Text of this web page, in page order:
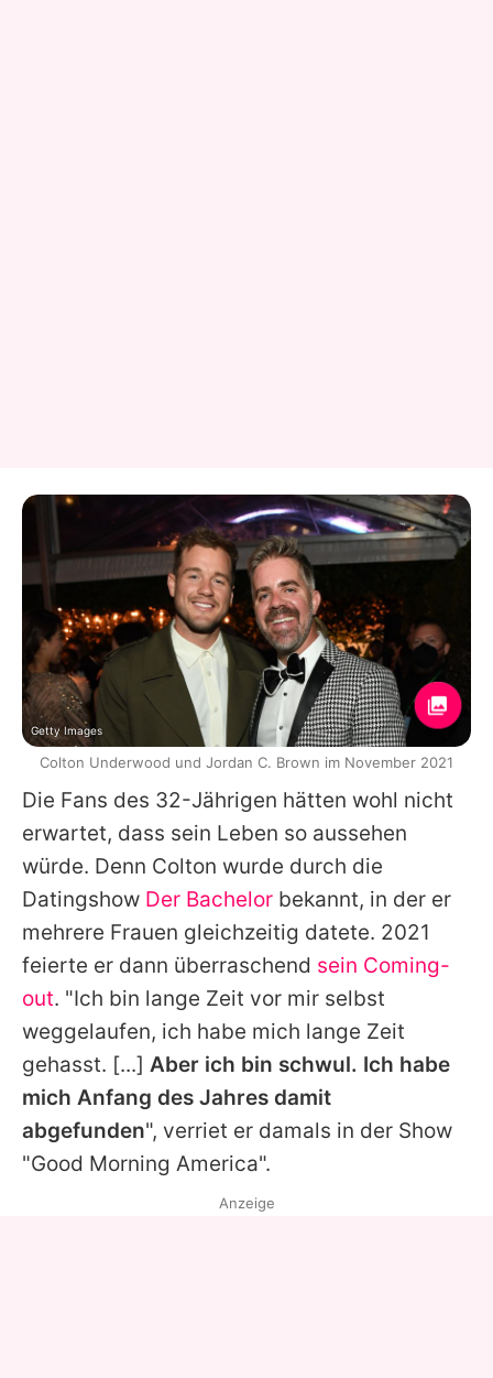
Die Fans des 32-Jährigen hätten wohl nicht
erwartet, dass sein Leben so aussehen
würde. Denn Colton wurde durch die
Datingshow Der Bachelor bekannt, in der er
mehrere Frauen gleichzeitig datete. 2021
feierte er dann überraschend sein Coming-
out. "Ich bin lange Zeit vor mir selbst
weggelaufen, ich habe mich lange Zeit
gehasst. [...] Aber ich bin schwul. Ich habe
mich Anfang des Jahres damit
abgefunden", verriet er damals in der Show
"Good Morning America".
Getty Images
Colton Underwood und Jordan C. Brown im November 2021
Anzeige